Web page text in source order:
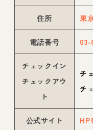
住所 東
電話番号 03-
チェックイン
チェックアウ
ト
チ
チ
公式サイト HP